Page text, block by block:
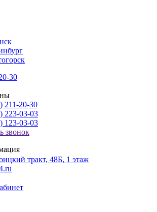
30
211-20-30
223-03-03
123-03-03
звонок
тракт, 48Б, 1 этаж